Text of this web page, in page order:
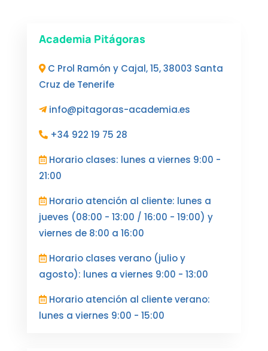
Academia Pitágoras
C Prol Ramón y Cajal, 15, 38003 Santa
Cruz de Tenerife
info@pitagoras-academia.es
+34 922 19 75 28
Horario clases: lunes a viernes 9:00 -
21:00
Horario atención al cliente: lunes a
jueves (08:00 - 13:00 / 16:00 - 19:00) y
viernes de 8:00 a 16:00
Horario clases verano (julio y
agosto): lunes a viernes 9:00 - 13:00
Horario atención al cliente verano:
lunes a viernes 9:00 - 15:00